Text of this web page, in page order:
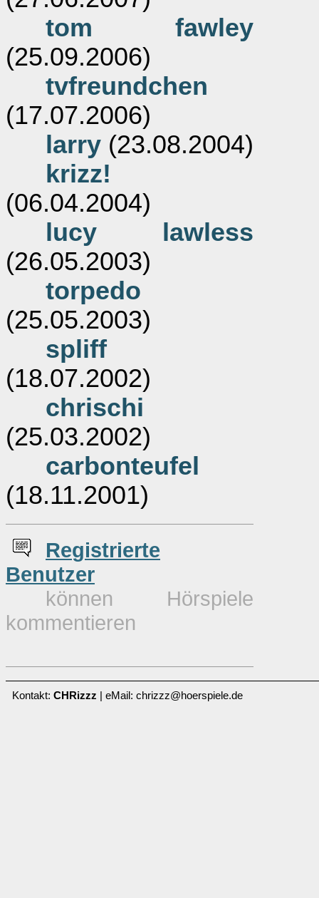
tom fawley
(25.09.2006)
tvfreundchen
(17.07.2006)
larry (23.08.2004)
krizz!
(06.04.2004)
lucy lawless
(26.05.2003)
torpedo
(25.05.2003)
spliff
(18.07.2002)
chrischi
(25.03.2002)
carbonteufel
(18.11.2001)
Registrierte
Benutzer
können Hörspiele
kommentieren
Kontakt: CHRizzz | eMail: chrizzz@hoerspiele.de